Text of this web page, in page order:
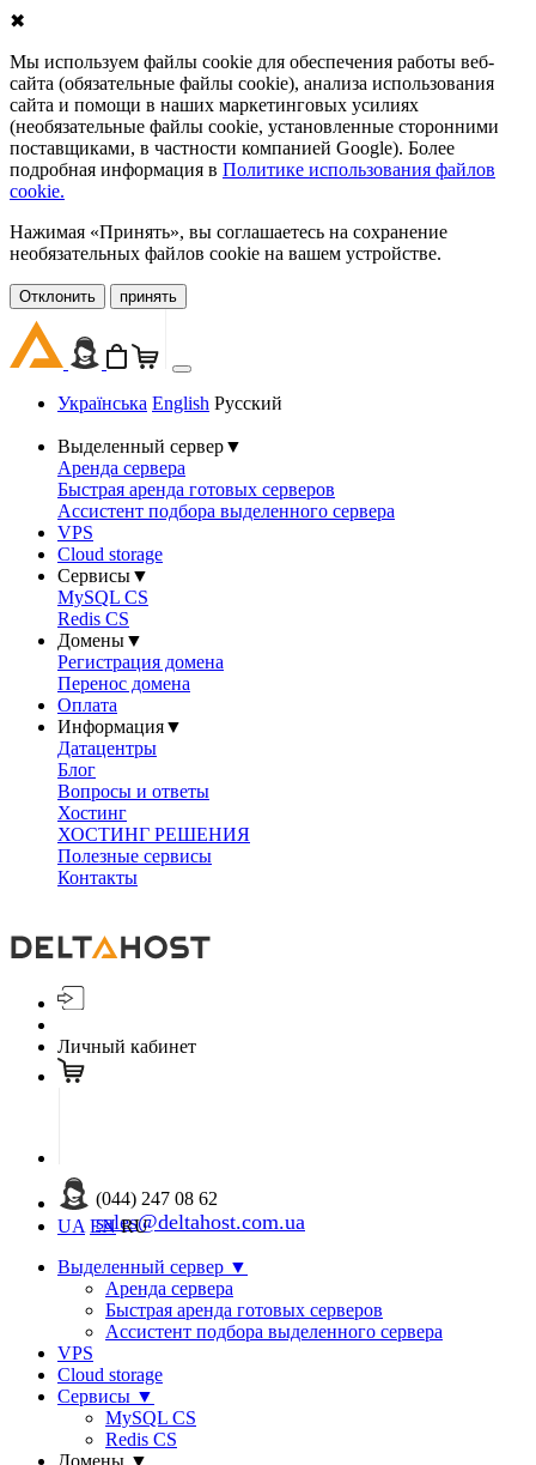
✖
Мы используем файлы cookie для обеспечения работы веб-
сайта (обязательные файлы cookie), анализа использования
сайта и помощи в наших маркетинговых усилиях
(необязательные файлы cookie, установленные сторонними
поставщиками, в частности компанией Google). Более
подробная информация в Политике использования файлов
cookie.
Нажимая «Принять», вы соглашаетесь на сохранение
необязательных файлов cookie на вашем устройстве.
Oтклонить принять
Українська English Русский
Выделенный сервер▼
Аренда сервера
Быстрая аренда готовых серверов
Ассистент подбора выделенного сервера
VPS
Cloud storage
Сервисы▼
MySQL CS
Redis CS
Домены▼
Регистрация домена
Перенос домена
Оплата
Информация▼
Датацентры
Блог
Вопросы и ответы
Хостинг
ХОСТИНГ РЕШЕНИЯ
Полезные сервисы
Контакты
Личный кабинет
(044) 247 08 62
sales@deltahost.com.ua
UA EN RU
Выделенный сервер ▼
Аренда сервера
Быстрая аренда готовых серверов
Ассистент подбора выделенного сервера
VPS
Cloud storage
Сервисы ▼
MySQL CS
Redis CS
Домены ▼